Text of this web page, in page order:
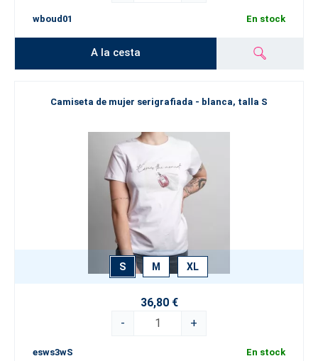
wboud01 En stock
A la cesta
Camiseta de mujer serigrafiada - blanca, talla S
S M XL
36,80 €
-
+
esws3wS En stock